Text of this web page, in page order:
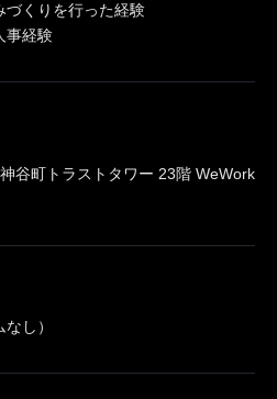
づくりを行った経験
事経験
谷町トラストタワー 23階 WeWork
し）